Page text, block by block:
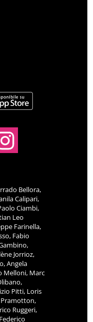
Bellora,
Calipari,
Ciambi,
Leo
Farinella,
Fabio
Jorrioz,
Angela
Melloni, Marc
Pitti, Loris
Ruggeri,